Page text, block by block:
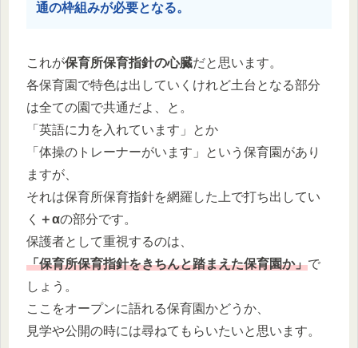
通の枠組みが必要となる。
これが保育所保育指針の心臓だと思います。
各保育園で特色は出していくけれど土台となる部分
は全ての園で共通だよ、と。
「英語に力を入れています」とか
「体操のトレーナーがいます」という保育園があり
ますが、
それは保育所保育指針を網羅した上で打ち出してい
く ＋αの部分です。
保護者として重視するのは、
「保育所保育指針をきちんと踏まえた保育園か」で
しょう。
ここをオープンに語れる保育園かどうか、
見学や公開の時には尋ねてもらいたいと思います。